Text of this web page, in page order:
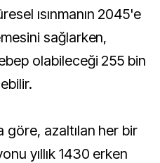
ısınmanın 2045'e
sağlarken,
olabileceği 255 bin
göre, azaltılan her bir
yıllık 1430 erken